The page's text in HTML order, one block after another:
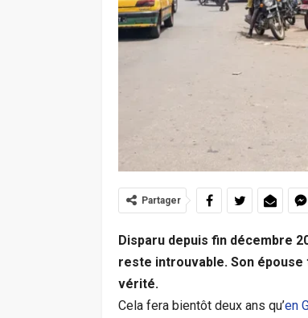
Partager
Disparu depuis fin décembre
reste introuvable. Son
vérité.
Cela fera bientôt deux ans qu’en